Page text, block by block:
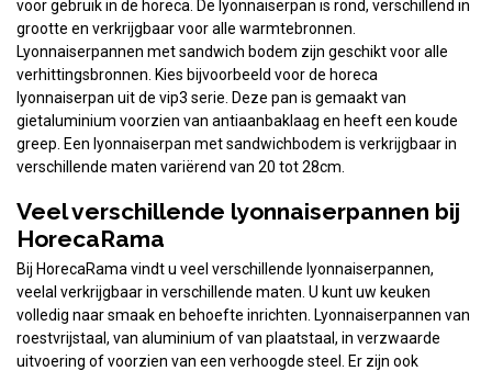
voor gebruik in de horeca. De lyonnaiserpan is rond, verschillend in
grootte en verkrijgbaar voor alle warmtebronnen.
Lyonnaiserpannen met sandwich bodem zijn geschikt voor alle
verhittingsbronnen. Kies bijvoorbeeld voor de horeca
lyonnaiserpan uit de vip3 serie. Deze pan is gemaakt van
gietaluminium voorzien van antiaanbaklaag en heeft een koude
greep. Een lyonnaiserpan met sandwichbodem is verkrijgbaar in
verschillende maten variërend van 20 tot 28cm.
Veel verschillende lyonnaiserpannen bij
HorecaRama
Bij HorecaRama vindt u veel verschillende lyonnaiserpannen,
veelal verkrijgbaar in verschillende maten. U kunt uw keuken
volledig naar smaak en behoefte inrichten. Lyonnaiserpannen van
roestvrijstaal, van aluminium of van plaatstaal, in verzwaarde
uitvoering of voorzien van een verhoogde steel. Er zijn ook